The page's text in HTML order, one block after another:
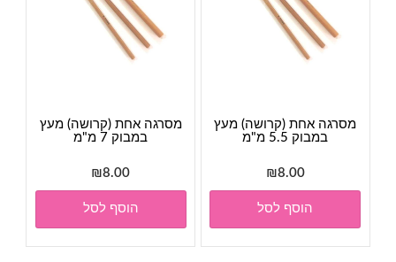
מסרגה אחת (קרושה) מעץ
במבוק 5.5 מ"מ
₪8.00
הוסף לסל
מסרגה אחת (קרושה) מעץ
במבוק 7 מ"מ
₪8.00
הוסף לסל